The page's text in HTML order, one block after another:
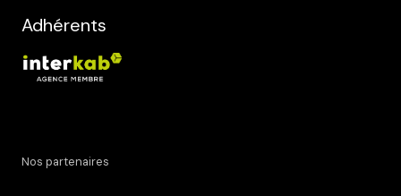
Adhérents
Nos partenaires